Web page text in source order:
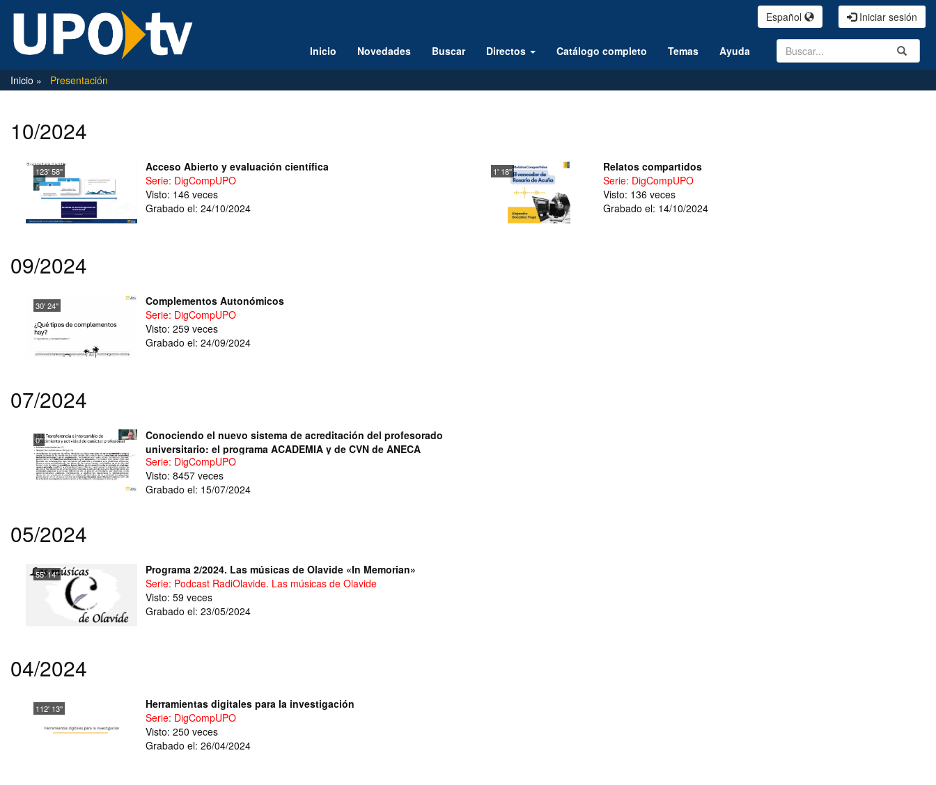
Iniciar sesión
Español
Search Submit
Inicio Novedades Buscar Directos Catálogo completo Temas Ayuda
Inicio Presentación
10/2024
123' 58''
Acceso Abierto y evaluación científica
Serie: DigCompUPO
Visto: 146 veces
Grabado el: 24/10/2024
1' 18''
Relatos compartidos
Serie: DigCompUPO
Visto: 136 veces
Grabado el: 14/10/2024
09/2024
30' 24''
Complementos Autonómicos
Serie: DigCompUPO
Visto: 259 veces
Grabado el: 24/09/2024
07/2024
0''
Conociendo el nuevo sistema de acreditación del profesorado
universitario: el programa ACADEMIA y de CVN de ANECA
Serie: DigCompUPO
Visto: 8457 veces
Grabado el: 15/07/2024
05/2024
55' 14''
Programa 2/2024. Las músicas de Olavide «In Memorian»
Serie: Podcast RadiOlavide. Las músicas de Olavide
Visto: 59 veces
Grabado el: 23/05/2024
04/2024
112' 13''
Herramientas digitales para la investigación
Serie: DigCompUPO
Visto: 250 veces
Grabado el: 26/04/2024